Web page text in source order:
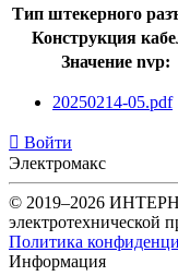
Тип штекерного
Конструкция
Значение nvp:
20250214-05.pdf
Войти
Электромакс
© 2019–2026
электротехнической
Политика
Информация